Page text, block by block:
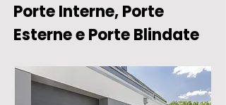
Porte Interne, Porte
Esterne e Porte Blindate